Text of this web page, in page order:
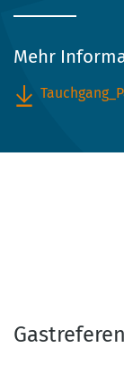
Mehr